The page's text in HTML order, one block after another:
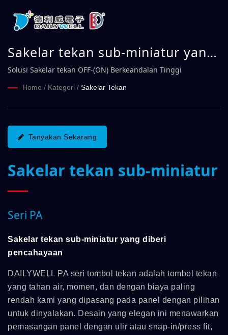
Sakelar tekan sub-miniatur yang
diberi pencahayaan Seri PA |
DAILYWELL
Solusi Sakelar tekan OFF-(ON) Berkeandalan Tinggi
Home / Kategori / Sakelar Tekan
Tanyakan Sekarang
Sakelar tekan sub-miniatur
Seri PA
Sakelar tekan sub-miniatur yang diberi
pencahayaan
DAILYWELL PA seri tombol tekan adalah tombol tekan
yang tahan air, momen, dan dengan biaya paling
rendah kami yang dipasang pada panel dengan pilihan
untuk dinyalakan. Desain yang elegan ini menawarkan
pemasangan panel dengan ulir atau snap-in/press fit,